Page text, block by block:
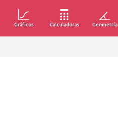
Gráficos Calculadoras Geometría